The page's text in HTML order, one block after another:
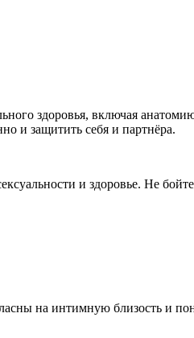
здоровья, включая
и защитить себя и партнёра.
уальности и здоровье. Не
на интимную близость и